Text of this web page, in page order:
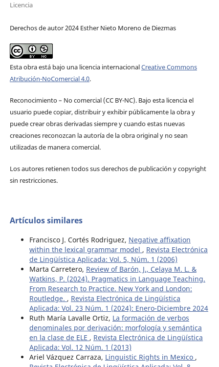
Licencia
Derechos de autor 2024 Esther Nieto Moreno de Diezmas
Esta obra está bajo una licencia internacionalCreative Commons
Atribución-NoComercial 4.0.
Reconocimiento – No comercial (CC BY-­NC). Bajo esta licencia el
usuario puede copiar, distribuir y exhibir públicamente la obra y
puede crear obras derivadas siempre y cuando estas nuevas
creaciones reconozcan la autoría de la obra original y no sean
utilizadas de manera comercial.
Los autores retienen todos sus derechos de publicación y copyright
sin restricciones.
Artículos similares
Francisco J. Cortés Rodriguez, Negative affixation
within the lexical grammar model , Revista Electrónica
de Lingüística Aplicada: Vol. 5, Núm. 1 (2006)
Marta Carretero, Review of Barón, J., Celaya M. L. &
Watkins, P. (2024). Pragmatics in Language Teaching.
From Research to Practice. New York and London:
Routledge. , Revista Electrónica de Lingüística
Aplicada: Vol. 23 Núm. 1 (2024): Enero-Diciembre 2024
Ruth María Lavalle Ortiz, La formación de verbos
denominales por derivación: morfología y semántica
en la clase de ELE , Revista Electrónica de Lingüística
Aplicada: Vol. 12 Núm. 1 (2013)
Ariel Vázquez Carraza, Linguistic Rights in Mexico ,